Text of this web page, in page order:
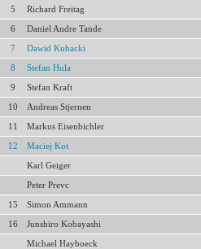
5 Richard Freitag
6 Daniel Andre Tande
7 Dawid Kubacki
8 Stefan Hula
9 Stefan Kraft
10 Andreas Stjernen
11 Markus Eisenbichler
12 Maciej Kot
Karl Geiger
Peter Prevc
15 Simon Ammann
16 Junshiro Kobayashi
Michael Hayboeck